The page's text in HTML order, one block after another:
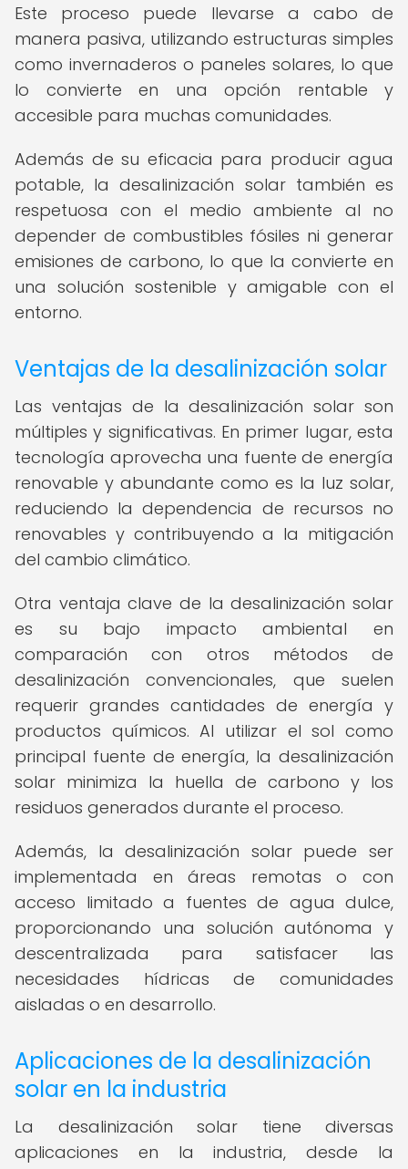
Este proceso puede llevarse a cabo de
manera pasiva, utilizando estructuras simples
como invernaderos o paneles solares, lo que
lo convierte en una opción rentable y
accesible para muchas comunidades.
Además de su eficacia para producir agua
potable, la desalinización solar también es
respetuosa con el medio ambiente al no
depender de combustibles fósiles ni generar
emisiones de carbono, lo que la convierte en
una solución sostenible y amigable con el
entorno.
Ventajas de la desalinización solar
Las ventajas de la desalinización solar son
múltiples y significativas. En primer lugar, esta
tecnología aprovecha una fuente de energía
renovable y abundante como es la luz solar,
reduciendo la dependencia de recursos no
renovables y contribuyendo a la mitigación
del cambio climático.
Otra ventaja clave de la desalinización solar
es su bajo impacto ambiental en
comparación con otros métodos de
desalinización convencionales, que suelen
requerir grandes cantidades de energía y
productos químicos. Al utilizar el sol como
principal fuente de energía, la desalinización
solar minimiza la huella de carbono y los
residuos generados durante el proceso.
Además, la desalinización solar puede ser
implementada en áreas remotas o con
acceso limitado a fuentes de agua dulce,
proporcionando una solución autónoma y
descentralizada para satisfacer las
necesidades hídricas de comunidades
aisladas o en desarrollo.
Aplicaciones de la desalinización
solar en la industria
La desalinización solar tiene diversas
aplicaciones en la industria, desde la